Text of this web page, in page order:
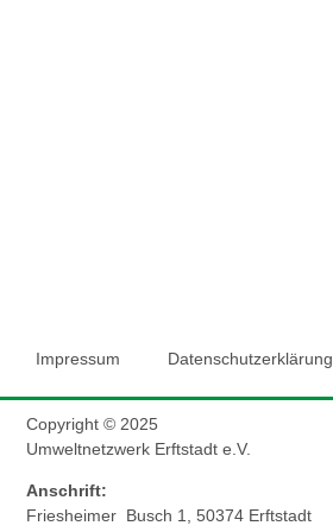
Impressum Datenschutzerklärung
Copyright © 2025
Umweltnetzwerk Erftstadt e.V.
Anschrift:
Friesheimer Busch 1, 50374 Erftstadt